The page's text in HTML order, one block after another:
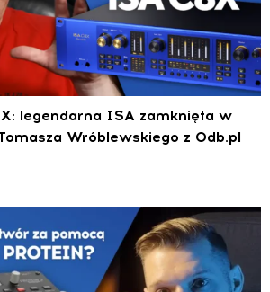
legendarna ISA zamknięta w
Wróblewskiego z 0db.pl